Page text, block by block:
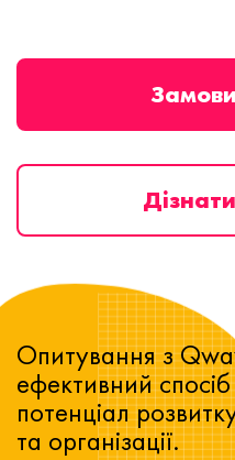
Опитування з
ефективний
потенціал
та організації.